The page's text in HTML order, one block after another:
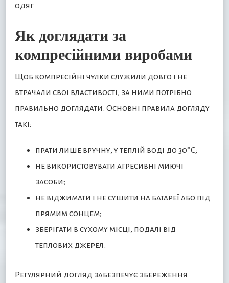
одяг.
Як доглядати за
компресійними виробами
Щоб компресійні чулки служили довго і не
втрачали свої властивості, за ними потрібно
правильно доглядати. Основні правила догляду
такі:
прати лише вручну, у теплій воді до 30°C;
не використовувати агресивні миючі
засоби;
не віджимати і не сушити на батареї або під
прямим сонцем;
зберігати в сухому місці, подалі від
теплових джерел.
Регулярний догляд забезпечує збереження